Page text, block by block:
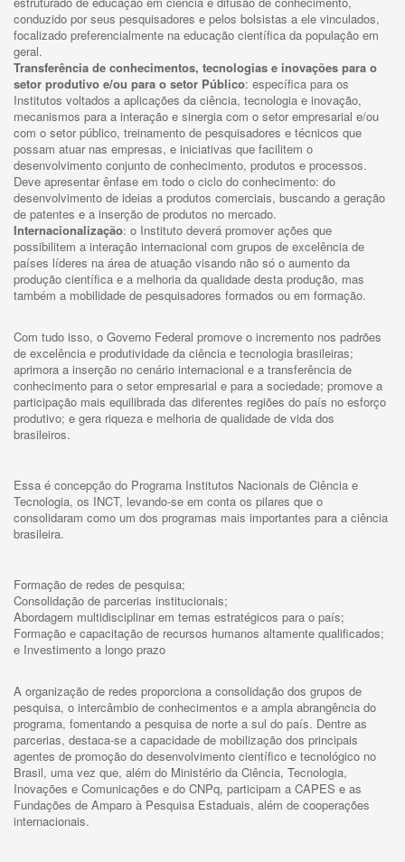
conduzido por seus pesquisadores e pelos bolsistas a ele vinculados,
focalizado preferencialmente na educação científica da população em
geral.
Transferência de conhecimentos, tecnologias e inovações para o
setor produtivo e/ou para o setor Público: específica para os
Institutos voltados a aplicações da ciência, tecnologia e inovação,
mecanismos para a interação e sinergia com o setor empresarial e/ou
com o setor público, treinamento de pesquisadores e técnicos que
possam atuar nas empresas, e iniciativas que facilitem o
desenvolvimento conjunto de conhecimento, produtos e processos.
Deve apresentar ênfase em todo o ciclo do conhecimento: do
desenvolvimento de ideias a produtos comerciais, buscando a geração
de patentes e a inserção de produtos no mercado.
Internacionalização: o Instituto deverá promover ações que
possibilitem a interação internacional com grupos de excelência de
países líderes na área de atuação visando não só o aumento da
produção científica e a melhoria da qualidade desta produção, mas
também a mobilidade de pesquisadores formados ou em formação.
Com tudo isso, o Governo Federal promove o incremento nos padrões
de excelência e produtividade da ciência e tecnologia brasileiras;
aprimora a inserção no cenário internacional e a transferência de
conhecimento para o setor empresarial e para a sociedade; promove a
participação mais equilibrada das diferentes regiões do país no esforço
produtivo; e gera riqueza e melhoria de qualidade de vida dos
brasileiros.
Essa é concepção do Programa Institutos Nacionais de Ciência e
Tecnologia, os INCT, levando-se em conta os pilares que o
consolidaram como um dos programas mais importantes para a ciência
brasileira.
Formação de redes de pesquisa;
Consolidação de parcerias institucionais;
Abordagem multidisciplinar em temas estratégicos para o país;
Formação e capacitação de recursos humanos altamente qualificados;
e Investimento a longo prazo
A organização de redes proporciona a consolidação dos grupos de
pesquisa, o intercâmbio de conhecimentos e a ampla abrangência do
programa, fomentando a pesquisa de norte a sul do país. Dentre as
parcerias, destaca-se a capacidade de mobilização dos principais
agentes de promoção do desenvolvimento científico e tecnológico no
Brasil, uma vez que, além do Ministério da Ciência, Tecnologia,
Inovações e Comunicações e do CNPq, participam a CAPES e as
Fundações de Amparo à Pesquisa Estaduais, além de cooperações
internacionais.